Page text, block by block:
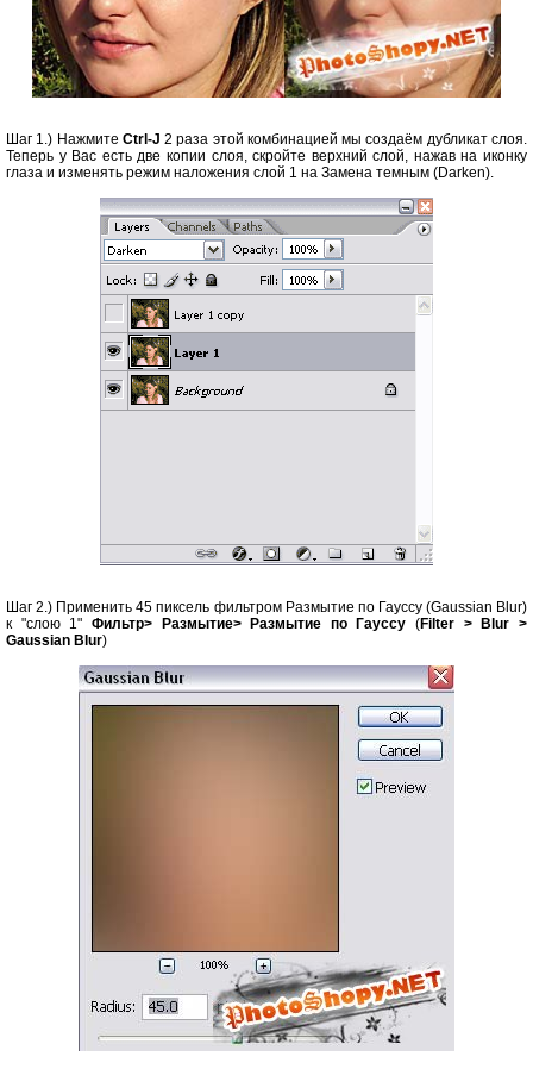
Шаг 1.) Нажмите Ctrl-J2 раза этой комбинацией мы создаём дубликат слоя.
Теперь у Вас есть две копии слоя, скройте верхний слой, нажав на иконку
глаза и изменять режим наложения слой 1 на Замена темным (Darken).
Шаг 2.) Применить 45 пиксель фильтром Размытие по Гауссу (Gaussian Blur)
к "слою 1" Фильтр> Размытие> Размытие по Гауссу (Filter > Blur >
Gaussian Blur)